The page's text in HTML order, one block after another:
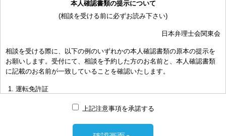
ではないことを予めご了承下さい。
お申し出により、相談担当弁理士に対して調査、出願等の相談事案を
依頼された場合には、通常の受任事件として有料となります。また、
その場合は、依頼者と弁理士個人との関係となり、当会は関与しませ
によって、また、特許事務所によって異なりますので、詳細は特許事
非対面型の相談はWEB会議システムを利用して実施します。WEB会
本人確認書類の提示について
(相談を受ける前に必ずお読み下さい)
日本弁理士会関東会
相談を受ける際に、以下の例のいずれかの本人確認書類の原本の提示を
お願いします。受付にて、相談を予約した方のお名前と、本人確認書類
に記載のお名前が一致していることを確認いたします。
運転免許証
マイナンバーカード
上記注意事項を承諾する